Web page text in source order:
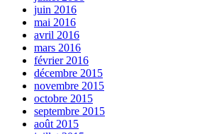
juin 2016
mai 2016
avril 2016
mars 2016
février 2016
décembre 2015
novembre 2015
octobre 2015
septembre 2015
août 2015